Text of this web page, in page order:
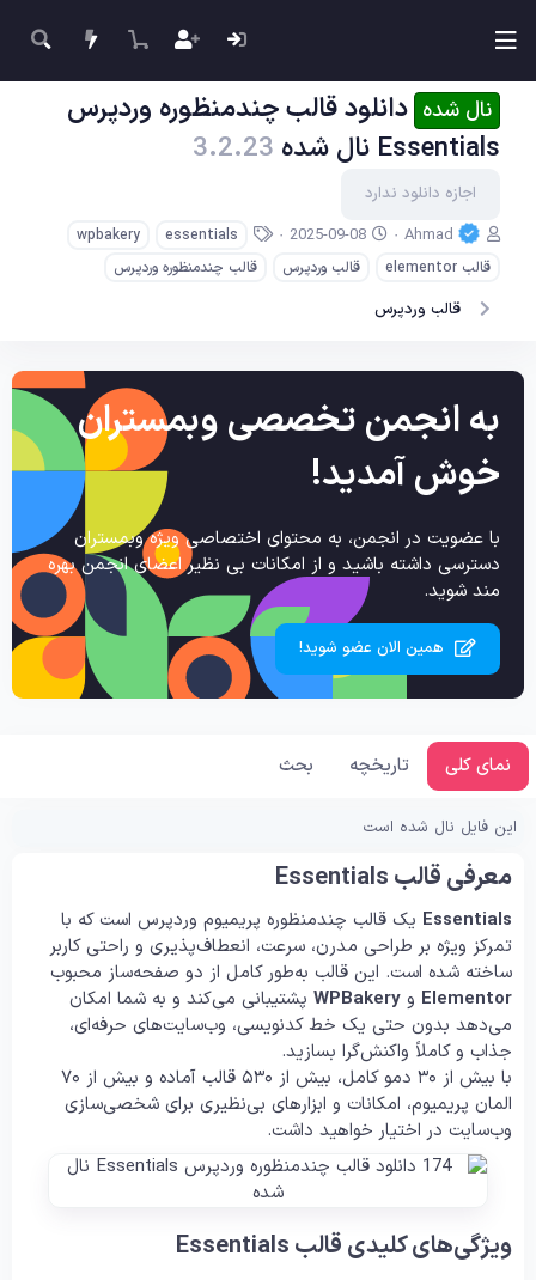
نال شده دانلود قالب چندمنظوره وردپرس
Essentials نال شده
3.2.23
اجازه دانلود ندارد
ن
ی
س
ن
ه
Ahmad
ت
ی
د
2025-09-08
چ
ا
essentials
wpbakery
قالب elementor
قالب وردپرس قالب چندمنظوره وردپرس
قالب وردپرس
به انجمن تخصصی وبمستران
خوش آمدید!
با عضویت در انجمن، به محتوای اختصاصی ویژه وبمستران
دسترسی داشته باشید و از امکانات بی نظیر اعضای انجمن بهره
مند شوید.
همین الان عضو شوید!
نمای کلی تاریخچه بحث
این فایل نال شده است
معرفی قالب Essentials
Essentials یک قالب چندمنظوره پریمیوم وردپرس است که با
تمرکز ویژه بر طراحی مدرن، سرعت، انعطاف‌پذیری و راحتی کاربر
ساخته شده است. این قالب به‌طور کامل از دو صفحه‌ساز محبوب
Elementor و WPBakery پشتیبانی می‌کند و به شما امکان
می‌دهد بدون حتی یک خط کدنویسی، وب‌سایت‌های حرفه‌ای،
جذاب و کاملاً واکنش‌گرا بسازید.
با بیش از ۳۰ دمو کامل، بیش از ۵۳۰ قالب آماده و بیش از ۷۰
المان پریمیوم، امکانات و ابزارهای بی‌نظیری برای شخصی‌سازی
وب‌سایت در اختیار خواهید داشت.
ویژگی‌های کلیدی قالب Essentials